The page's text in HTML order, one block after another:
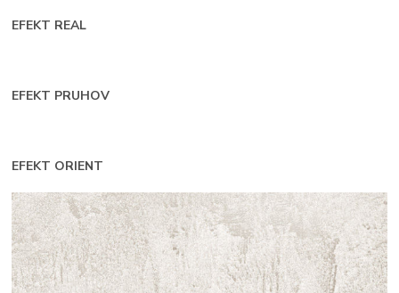
EFEKT REAL
EFEKT PRUHOV
EFEKT ORIENT